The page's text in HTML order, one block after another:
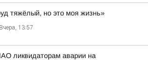
тяжёлый, но это моя жизнь»
Вчера, 13:57
ликвидаторам аварии на